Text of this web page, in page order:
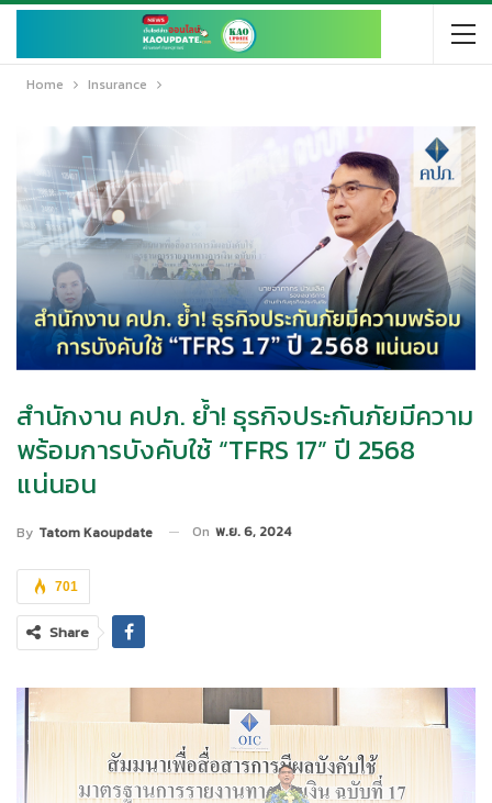
Home Insurance
สำนักงาน คปภ. ย้ำ! ธุรกิจประกันภัยมีความ
พร้อมการบังคับใช้ “TFRS 17” ปี 2568
แน่นอน
By Tatom Kaoupdate On พ.ย. 6, 2024
701
Share